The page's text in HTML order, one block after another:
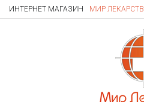
ИНТЕРНЕТ МАГАЗИН МИР ЛЕКАРСТВ